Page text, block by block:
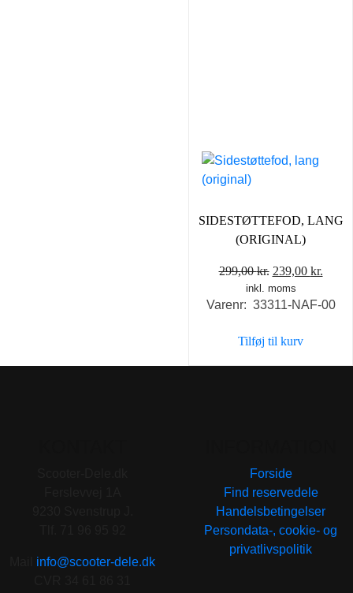
SIDESTØTTEFOD, LANG
(ORIGINAL)
299,00kr. Den
oprindelige
pris
299,00 kr..
239,00 kr.
pris
inkl. moms
Varenr: 33311-NAF-00
Tilføj til kurv
info@scooter-dele.dk
Forside
Find reservedele
Handelsbetingelser
Persondata-, cookie- og
privatlivspolitik